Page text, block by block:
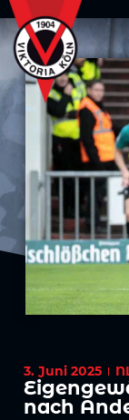
3. Juni 2025
nach